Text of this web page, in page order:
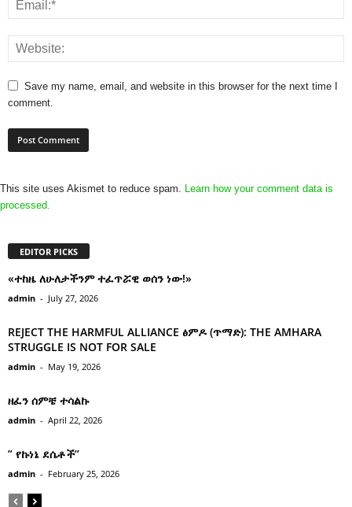
Save my name, email, and website in this browser for the next time I
comment.
This site uses Akismet to reduce spam. Learn how your comment data is
processed.
EDITOR PICKS
«ተከዜ ለሁለታችንም ተፈጥሯዊ ወሰን ነው!»
admin - July 27, 2026
REJECT THE HARMFUL ALLIANCE ፅምዶ (ጥማድ): THE AMHARA
STRUGGLE IS NOT FOR SALE
admin - May 19, 2026
ዘፈን ሰምቼ ተሳልኩ
admin - April 22, 2026
” የኩነኔ ደሴቶች’’
admin - February 25, 2026